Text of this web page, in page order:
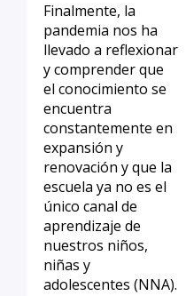
Finalmente, la
pandemia nos ha
llevado a reflexionar
y comprender que
el conocimiento se
encuentra
constantemente en
expansión y
renovación y que la
escuela ya no es el
único canal de
aprendizaje de
nuestros niños,
niñas y
adolescentes (NNA).